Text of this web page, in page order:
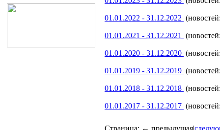
01.01.2022 - 31.12.2022
01.01.2021 - 31.12.2021
01.01.2020 - 31.12.2020
01.01.2019 - 31.12.2019
01.01.2018 - 31.12.2018
01.01.2017 - 31.12.2017